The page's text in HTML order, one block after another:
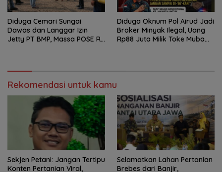
Diduga Cemari Sungai
Dawas dan Langgar Izin
Jetty PT BMP, Massa POSE RI
Diduga Oknum Pol Airud Jadi
Broker Minyak Ilegal, Uang
Rp88 Juta Milik Toke Muba
Rekomendasi untuk kamu
Sekjen Petani: Jangan Tertipu
Konten Pertanian Viral,
Selamatkan Lahan Pertanian
Brebes dari Banjir,